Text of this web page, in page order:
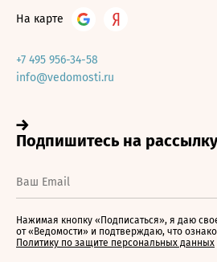
На карте
+7 495 956-34-58
info@vedomosti.ru
Нажимая кнопку «Подписаться», я даю
от «Ведомости» и подтверждаю, что
Политику по защите персональных данных